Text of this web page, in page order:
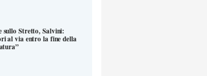
sullo Stretto, Salvini:
al via entro la fine della